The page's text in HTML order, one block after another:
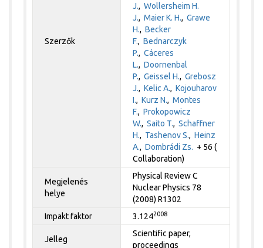
Szerzők
J.,Wollersheim H.
J.,Maier K. H.,Grawe
H.,Becker
F.,Bednarczyk
P.,Cáceres
L.,Doornenbal
P.,Geissel H.,Grebosz
J.,Kelic A.,Kojouharov
I.,Kurz N.,Montes
F.,Prokopowicz
W.,Saito T.,Schaffner
H., Tashenov S.,Heinz
A.,Dombrádi Zs. + 56 (
Collaboration)
Megjelenés
helye
Physical Review C
Nuclear Physics 78
(2008) R1302
Impakt faktor
3.1242008
Jelleg
Scientific paper,
proceedings